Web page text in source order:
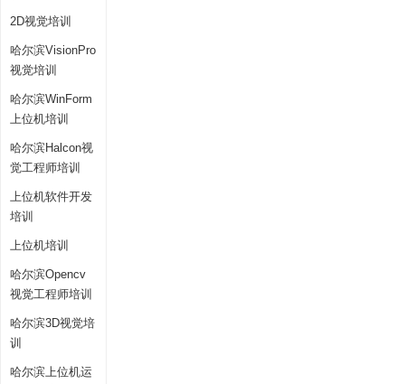
2D视觉培训
哈尔滨VisionPro
视觉培训
哈尔滨WinForm
上位机培训
哈尔滨Halcon视
觉工程师培训
上位机软件开发
培训
上位机培训
哈尔滨Opencv
视觉工程师培训
哈尔滨3D视觉培
训
哈尔滨上位机运